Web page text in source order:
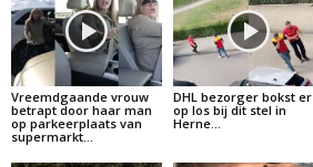
Vreemdgaande vrouw
betrapt door haar man
op parkeerplaats van
supermarkt…
DHL bezorger bokst er
op los bij dit stel in
Herne…